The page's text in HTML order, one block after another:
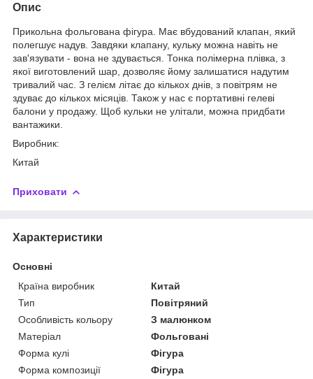
Опис
Прикольна фольгована фігура. Має вбудований клапан, який
полегшує надув. Завдяки клапану, кульку можна навіть не
зав'язувати - вона не здувається. Тонка полімерна плівка, з
якої виготовлений шар, дозволяє йому залишатися надутим
тривалий час. З гелієм літає до кількох днів, з повітрям не
здуває до кількох місяців. Також у нас є портативні гелеві
балони у продажу. Щоб кульки не улітали, можна придбати
вантажики.
Виробник:
Китай
Приховати
Характеристики
Основні
Країна виробник
Китай
Тип
Повітряний
Особливість кольору
З малюнком
Матеріал
Фольговані
Форма кулі
Фігура
Форма композиції
Фігура